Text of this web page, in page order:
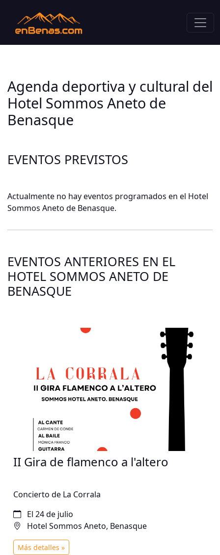
Agenda deportiva y cultural del
Hotel Sommos Aneto de
Benasque
EVENTOS PREVISTOS
Actualmente no hay eventos programados en el Hotel
Sommos Aneto de Benasque.
EVENTOS ANTERIORES EN EL
HOTEL SOMMOS ANETO DE
BENASQUE
II Gira de flamenco a l'altero
Concierto de La Corrala
El 24 de julio
Hotel Sommos Aneto, Benasque
Más detalles »